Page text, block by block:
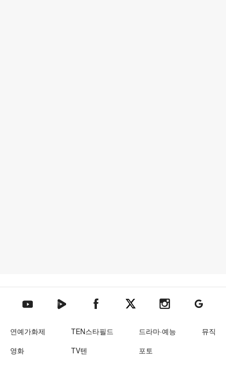
텐아시아 유튜브텐아시아 네이버TV텐아시아 페이스북텐아시아 엑스텐아시아 인스타그램
텐아시아
연예가화제 TEN스타필드 드라마·예능
뮤직
영화
TV텐 포토